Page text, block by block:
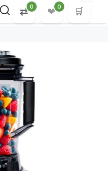
⇄ 0 ❤ 0 🛒